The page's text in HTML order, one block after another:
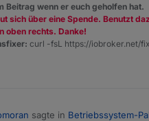
Beitrag wenn er euch geholfen hat.
sich über eine Spende. Benutzt
oben rechts. Danke!
curl -fsL https://iobroker.net/
sagte in Betriebssystem-